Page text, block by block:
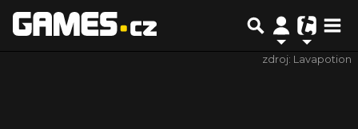
zdroj: Lavapotion